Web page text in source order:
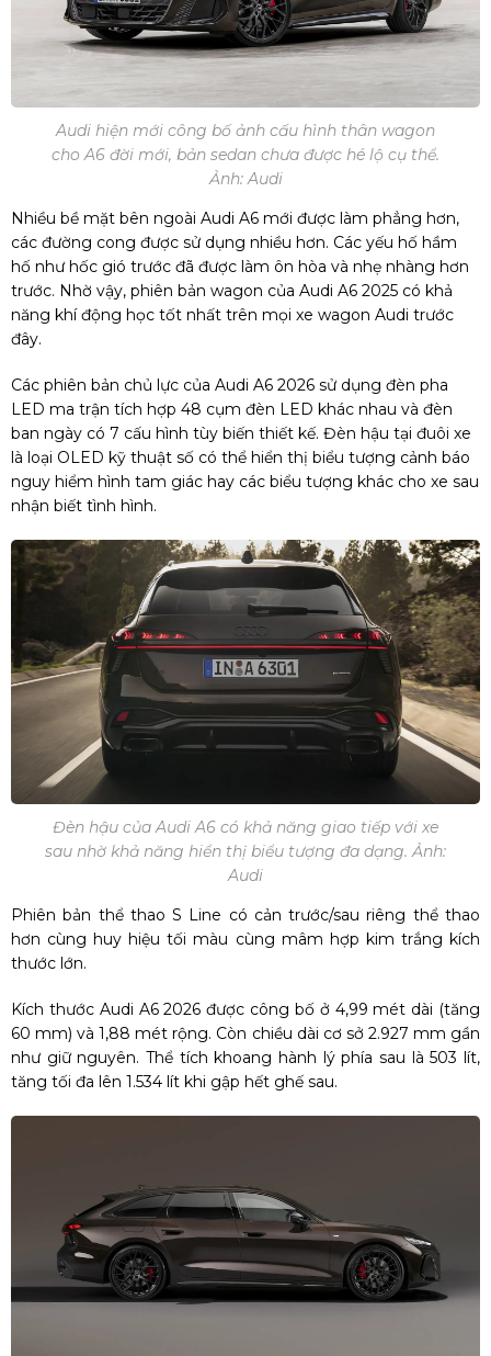
Audi hiện mới công bố ảnh cấu hình thân wagon
cho A6 đời mới, bản sedan chưa được hé lộ cụ thể.
Ảnh: Audi
Nhiều bề mặt bên ngoài Audi A6 mới được làm phẳng hơn,
các đường cong được sử dụng nhiều hơn. Các yếu hố hầm
hố như hốc gió trước đã được làm ôn hòa và nhẹ nhàng hơn
trước. Nhờ vậy, phiên bản wagon của Audi A6 2025 có khả
năng khí động học tốt nhất trên mọi xe wagon Audi trước
đây.
Các phiên bản chủ lực của Audi A6 2026 sử dụng đèn pha
LED ma trận tích hợp 48 cụm đèn LED khác nhau và đèn
ban ngày có 7 cấu hình tùy biến thiết kế. Đèn hậu tại đuôi xe
là loại OLED kỹ thuật số có thể hiển thị biểu tượng cảnh báo
nguy hiểm hình tam giác hay các biểu tượng khác cho xe sau
nhận biết tình hình.
Đèn hậu của Audi A6 có khả năng giao tiếp với xe
sau nhờ khả năng hiển thị biểu tượng đa dạng. Ảnh:
Audi
Phiên bản thể thao S Line có cản trước/sau riêng thể thao
hơn cùng huy hiệu tối màu cùng mâm hợp kim trắng kích
thước lớn.
Kích thước Audi A6 2026 được công bố ở 4,99 mét dài (tăng
60 mm) và 1,88 mét rộng. Còn chiều dài cơ sở 2.927 mm gần
như giữ nguyên. Thể tích khoang hành lý phía sau là 503 lít,
tăng tối đa lên 1.534 lít khi gập hết ghế sau.